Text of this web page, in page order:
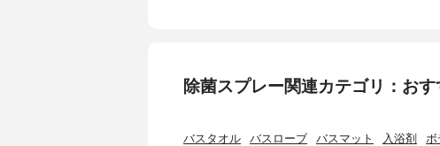
除菌スプレー関連カテゴリ：お
バスタオル バスローブ バスマット 入浴剤